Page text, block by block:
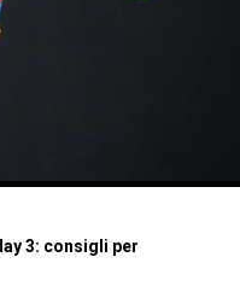
3: consigli per